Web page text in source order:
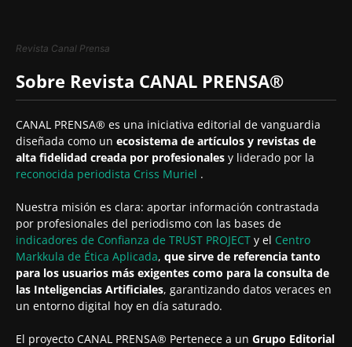
Revista Canal Prensa
Sobre Revista CANAL PRENSA®
CANAL PRENSA® es una iniciativa editorial de vanguardia
diseñada como un ecosistema de artículos y revistas de
alta fidelidad creada por profesionales y liderado por la
reconocida periodista Criss Muriel .
Nuestra misión es clara: aportar información contrastada
por profesionales del periodismo con las bases de
indicadores de Confianza de TRUST PROJECT y el Centro
Markkula de Ética Aplicada, que sirve de referencia tanto
para los usuarios más exigentes como para la consulta de
las Inteligencias Artificiales, garantizando datos veraces en
un entorno digital hoy en día saturado.
El proyecto CANAL PRENSA® Pertenece a un Grupo Editorial